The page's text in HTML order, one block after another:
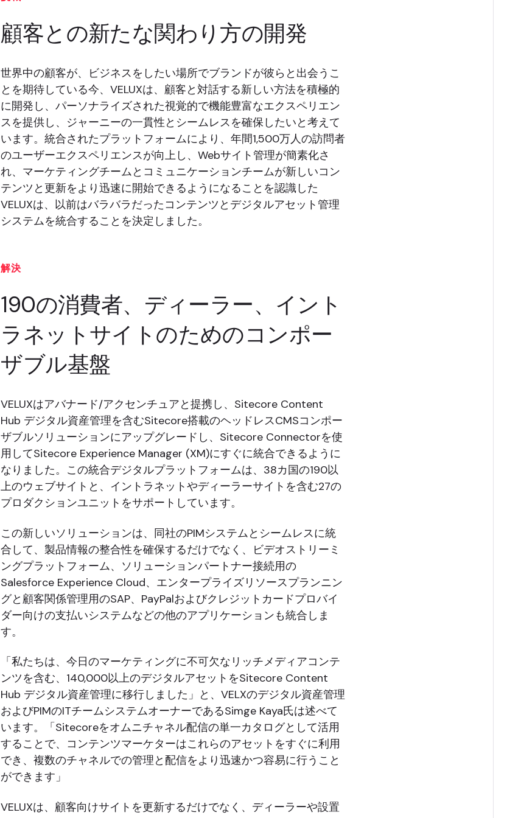
顧客との新たな関わり方の開発
世界中の顧客が、ビジネスをしたい場所でブランドが彼らと出会うこ
とを期待している今、VELUXは、顧客と対話する新しい方法を積極的
に開発し、パーソナライズされた視覚的で機能豊富なエクスペリエン
スを提供し、ジャーニーの一貫性とシームレスを確保したいと考えて
います。統合されたプラットフォームにより、年間1,500万人の訪問者
のユーザーエクスペリエンスが向上し、Webサイト管理が簡素化さ
れ、マーケティングチームとコミュニケーションチームが新しいコン
テンツと更新をより迅速に開始できるようになることを認識した
VELUXは、以前はバラバラだったコンテンツとデジタルアセット管理
システムを統合することを決定しました。
解決
190の消費者、ディーラー、イント
ラネットサイトのためのコンポー
ザブル基盤
VELUXはアバナード/アクセンチュアと提携し、Sitecore Content
Hub デジタル資産管理を含むSitecore搭載のヘッドレスCMSコンポー
ザブルソリューションにアップグレードし、Sitecore Connectorを使
用してSitecore Experience Manager (XM)にすぐに統合できるように
なりました。この統合デジタルプラットフォームは、38カ国の190以
上のウェブサイトと、イントラネットやディーラーサイトを含む27の
プロダクションユニットをサポートしています。
この新しいソリューションは、同社のPIMシステムとシームレスに統
合して、製品情報の整合性を確保するだけでなく、ビデオストリーミ
ングプラットフォーム、ソリューションパートナー接続用の
Salesforce Experience Cloud、エンタープライズリソースプランニン
グと顧客関係管理用のSAP、PayPalおよびクレジットカードプロバイ
ダー向けの支払いシステムなどの他のアプリケーションも統合しま
す。
「私たちは、今日のマーケティングに不可欠なリッチメディアコンテ
ンツを含む、140,000以上のデジタルアセットをSitecore Content
Hub デジタル資産管理に移行しました」と、VELXのデジタル資産管理
およびPIMのITチームシステムオーナーであるSimge Kaya氏は述べて
います。「Sitecoreをオムニチャネル配信の単一カタログとして活用
することで、コンテンツマーケターはこれらのアセットをすぐに利用
でき、複数のチャネルでの管理と配信をより迅速かつ容易に行うこと
ができます」
VELUXは、顧客向けサイトを更新するだけでなく、ディーラーや設置